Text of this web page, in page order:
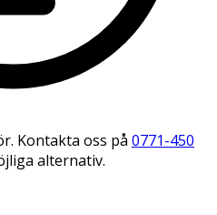
Kontakta oss på 0771-450
alternativ.